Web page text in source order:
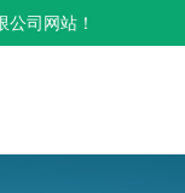
司网站！